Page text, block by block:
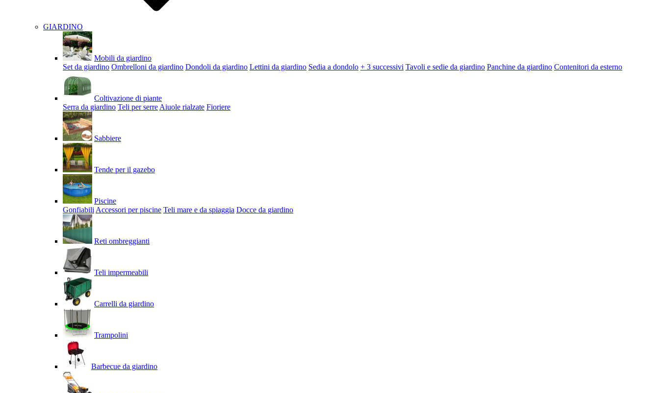
GIARDINO
Mobili da giardino
Set da giardino Ombrelloni da giardino Dondoli da giardino Lettini da giardino Sedia a dondolo + 3 successivi Tavoli e sedie da giardino Panchine da giardino Contenitori da esterno
Coltivazione di piante
Serra da giardino Teli per serre Aiuole rialzate Fioriere
Sabbiere
Tende per il gazebo
Piscine
Gonfiabili Accessori per piscine Teli mare e da spiaggia Docce da giardino
Reti ombreggianti
Teli impermeabili
Carrelli da giardino
Trampolini
Barbecue da giardino